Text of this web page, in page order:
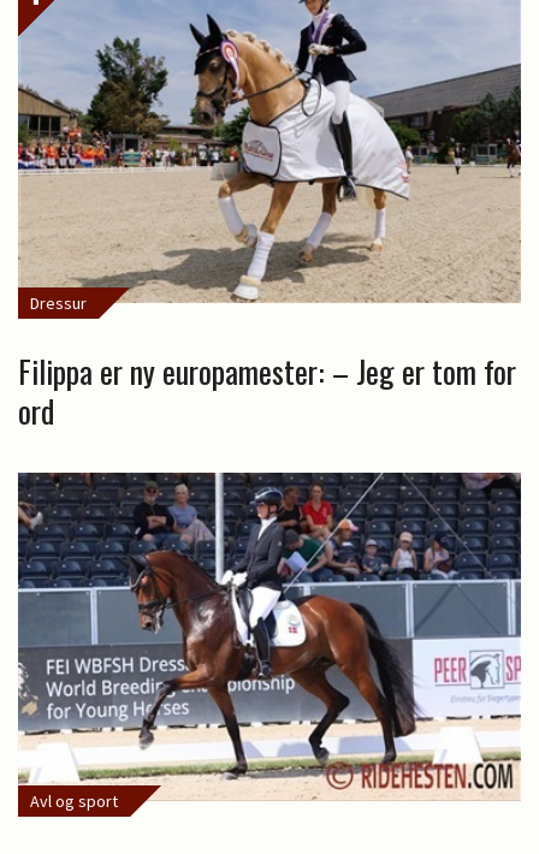
Dressur
Filippa er ny europamester: – Jeg er tom for
ord
Avl og sport